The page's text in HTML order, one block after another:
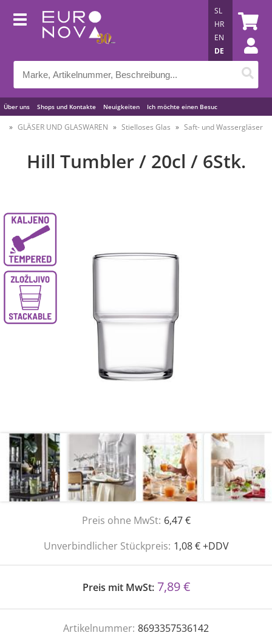
Über uns Shops und Kontakte Neuigkeiten Ich möchte einen Besuc
Nützliche Tipps
SL
HR
EN
DE
GLÄSER UND GLASWAREN Stielloses Glas Saft- und Wassergläser
Hill Tumbler / 20cl / 6Stk.
Preis ohne MwSt: 6,47 €
Unverbindlicher Stückpreis: 1,08 € +DDV
Preis mit MwSt: 7,89 €
Artikelnummer: 8693357536142